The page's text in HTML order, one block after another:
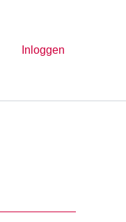
Inloggen